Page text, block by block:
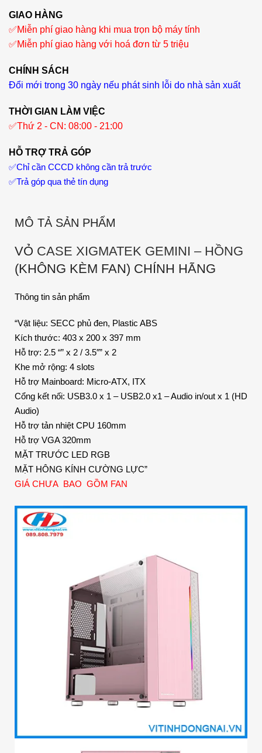
GIAO HÀNG
✅Miễn phí giao hàng khi mua trọn bộ máy tính
✅Miễn phí giao hàng với hoá đơn từ 5 triệu
CHÍNH SÁCH
Đổi mới trong 30 ngày nếu phát sinh lỗi do nhà sản xuất
THỜI GIAN LÀM VIỆC
✅Thứ 2 - CN: 08:00 - 21:00
HỖ TRỢ TRẢ GÓP
✅Chỉ cần CCCD không cần trả trước
✅Trả góp qua thẻ tín dụng
MÔ TẢ SẢN PHẨM
VỎ CASE XIGMATEK GEMINI – HỒNG
(KHÔNG KÈM FAN) CHÍNH HÃNG
Thông tin sản phẩm
“Vật liệu: SECC phủ đen, Plastic ABS
Kích thước: 403 x 200 x 397 mm
Hỗ trợ: 2.5 “” x 2 / 3.5″” x 2
Khe mở rộng: 4 slots
Hỗ trợ Mainboard: Micro-ATX, ITX
Cổng kết nối: USB3.0 x 1 – USB2.0 x1 – Audio in/out x 1 (HD
Audio)
Hỗ trợ tản nhiệt CPU 160mm
Hỗ trợ VGA 320mm
MẶT TRƯỚC LED RGB
MẶT HÔNG KÍNH CƯỜNG LỰC”
GIÁ CHƯA BAO GỒM FAN